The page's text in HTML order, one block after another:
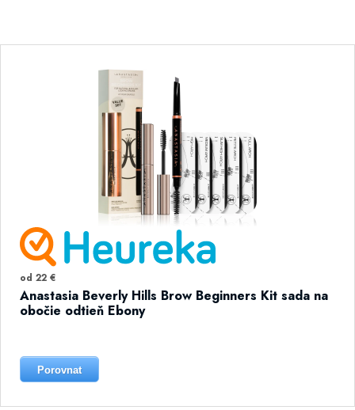
od 22 €
Anastasia Beverly Hills Brow Beginners Kit sada na
obočie odtieň Ebony
Porovnat